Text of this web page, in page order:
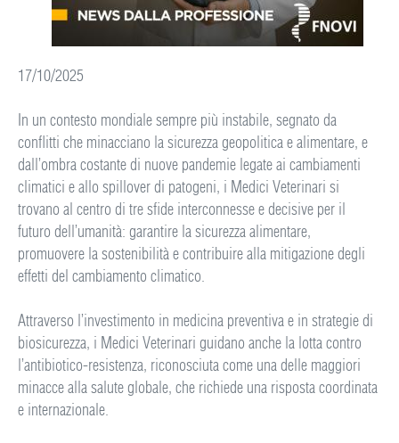
17/10/2025
In un contesto mondiale sempre più instabile, segnato da
conflitti che minacciano la sicurezza geopolitica e alimentare, e
dall’ombra costante di nuove pandemie legate ai cambiamenti
climatici e allo spillover di patogeni, i Medici Veterinari si
trovano al centro di tre sfide interconnesse e decisive per il
futuro dell’umanità: garantire la sicurezza alimentare,
promuovere la sostenibilità e contribuire alla mitigazione degli
effetti del cambiamento climatico.
Attraverso l’investimento in medicina preventiva e in strategie di
biosicurezza, i Medici Veterinari guidano anche la lotta contro
l’antibiotico-resistenza, riconosciuta come una delle maggiori
minacce alla salute globale, che richiede una risposta coordinata
e internazionale.